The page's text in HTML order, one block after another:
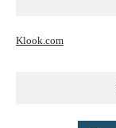
Klook.com